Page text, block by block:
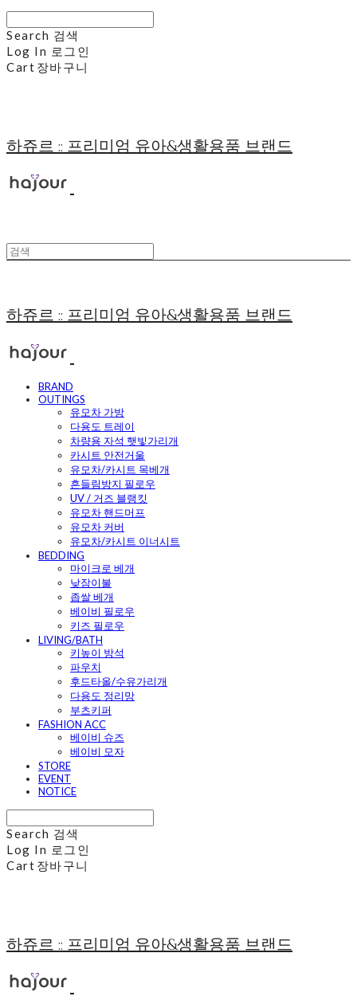
Search 검색
Log In 로그인
Cart 장바구니
하쥬르 :: 프리미엄 유아&생활용품 브랜드
하쥬르 :: 프리미엄 유아&생활용품 브랜드
BRAND
OUTINGS
유모차 가방
다용도 트레이
차량용 자석 햇빛가리개
카시트 안전거울
유모차/카시트 목베개
흔들림방지 필로우
UV / 거즈 블랭킷
유모차 핸드머프
유모차 커버
유모차/카시트 이너시트
BEDDING
마이크로 베개
낮잠이불
좁쌀 베개
베이비 필로우
키즈 필로우
LIVING/BATH
키높이 방석
파우치
후드타올/수유가리개
다용도 정리망
부츠키퍼
FASHION ACC
베이비 슈즈
베이비 모자
STORE
EVENT
NOTICE
Search 검색
Log In 로그인
Cart 장바구니
하쥬르 :: 프리미엄 유아&생활용품 브랜드